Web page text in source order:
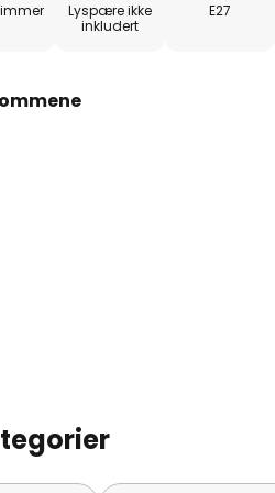
Lyspære ikke
inkludert
E27